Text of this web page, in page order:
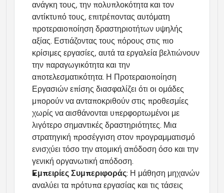
ανάγκη τους, την πολυπλοκότητα και τον
αντίκτυπό τους, επιτρέποντας αυτόματη
προτεραιοποίηση δραστηριοτήτων υψηλής
αξίας. Εστιάζοντας τους πόρους στις πιο
κρίσιμες εργασίες, αυτά τα εργαλεία βελτιώνουν
την παραγωγικότητα και την
αποτελεσματικότητα. Η Προτεραιοποίηση
Εργασιών επίσης διασφαλίζει ότι οι ομάδες
μπορούν να ανταποκριθούν στις προθεσμίες
χωρίς να αισθάνονται υπερφορτωμένοι με
λιγότερο σημαντικές δραστηριότητες. Μια
στρατηγική προσέγγιση στον προγραμματισμό
ενισχύει τόσο την ατομική απόδοση όσο και την
γενική οργανωτική απόδοση.
Εμπειρίες Συμπεριφοράς: Η μάθηση μηχανών
αναλύει τα πρότυπα εργασίας και τις τάσεις